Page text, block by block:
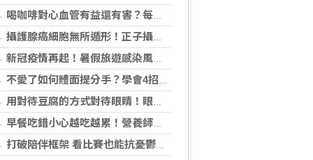
喝咖啡對心血管有益還有害？每日可以喝幾杯咖啡？美心臟協會一次解答
攝護腺癌細胞無所遁形！正子攝影掃描揪出攝護腺癌，精準定位助早期治療
新冠疫情再起！暑假旅遊感染風險增 專家教你這樣做好防護
不愛了如何體面提分手？學會4招重新看待分手：道歉、挽留都沒必要
用對待豆腐的方式對待眼睛！眼科醫揭「4件事」絕不可以對眼睛做
早餐吃錯小心越吃越累！營養師點名3大NG組合：根本「台式安眠藥」
打破陪伴框架 看比賽也能抗憂鬱？日最新研究指出：觀看運動賽事 老年憂鬱症風險降低3成